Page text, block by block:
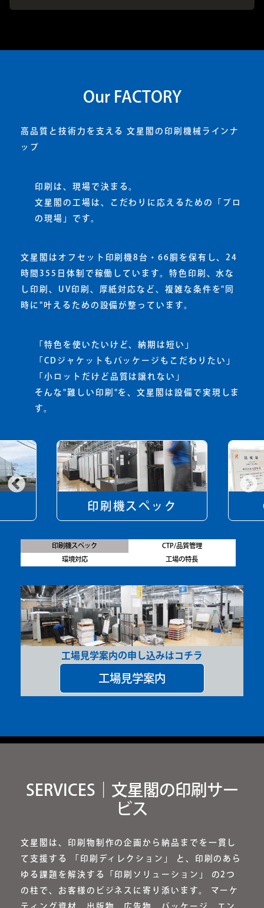
Our FACTORY
高品質と技術力を支える 文星閣の印刷機械ラインナ
ップ
印刷は、現場で決まる。
文星閣の工場は、こだわりに応えるための「プロ
の現場」です。
文星閣はオフセット印刷機8台・66胴を保有し、24
時間355日体制で稼働しています。特色印刷、水な
し印刷、UV印刷、厚紙対応など、複雑な条件を"同
時に"叶えるための設備が整っています。
「特色を使いたいけど、納期は短い」
「CDジャケットもパッケージもこだわりたい」
「小ロットだけど品質は譲れない」
そんな"難しい印刷"を、文星閣は設備で実現しま
す。
印刷機スペック
印刷機スペック CTP/品質管理
環境対応 工場の特長
工場見学案内の申し込みはコチラ
工場見学案内
SERVICES｜文星閣の印刷サー
ビス
文星閣は、印刷物制作の企画から納品までを一貫し
て支援する 「印刷ディレクション」 と、印刷のあら
ゆる課題を解決する「印刷ソリューション」 の2つ
の柱で、お客様のビジネスに寄り添います。 マーケ
ティング資材、出版物、広告物、パッケージ、エン